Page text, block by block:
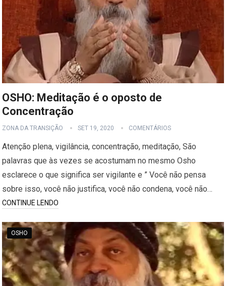
OSHO: Meditação é o oposto de
Concentração
ZONA DA TRANSIÇÃO SET 19, 2020 COMENTÁRIOS
Atenção plena, vigilância, concentração, meditação, São
palavras que às vezes se acostumam no mesmo Osho
esclarece o que significa ser vigilante e ” Você não pensa
sobre isso, você não justifica, você não condena, você não…
CONTINUE LENDO
OSHO